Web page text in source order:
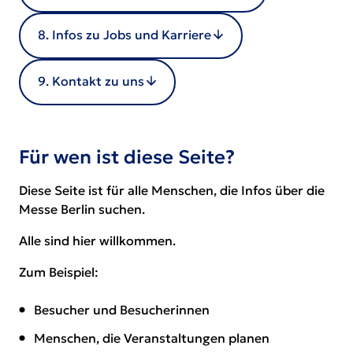
8. Infos zu Jobs und Karriere
9. Kontakt zu uns
Für wen ist diese Seite?
Diese Seite ist für alle Menschen, die Infos über die
Messe Berlin suchen.
Alle sind hier willkommen.
Zum Beispiel:
Besucher und Besucherinnen
Menschen, die Veranstaltungen planen